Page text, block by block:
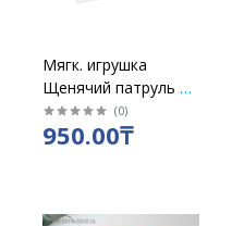
Мягк. игрушка
Щенячий патруль на
батарейках 2004-6
(0)
950.00₸